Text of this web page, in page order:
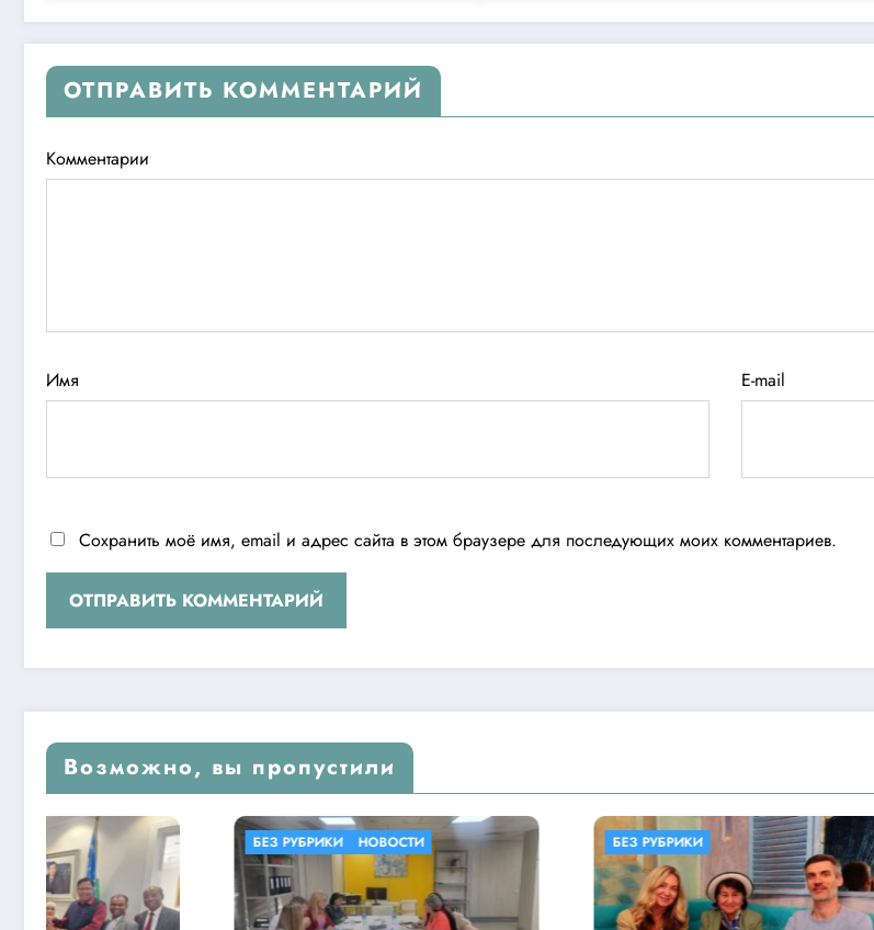
ОТПРАВИТЬ КОММЕНТАРИЙ
Комментарии
Имя E-mail
Сохранить моё имя, email и адрес сайта в этом браузере для последующих моих комментариев.
Возможно, вы пропустили
БЕЗ РУБРИКИ НОВОСТИ БЕЗ РУБРИКИ БЕЗ РУБРИКИ